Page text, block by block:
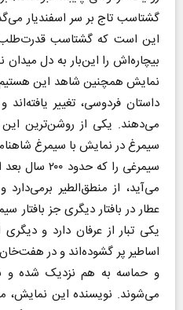
گشتاسب تاج بر سر اسفندیار
این است که گشتاسب
بیچاره‌اش را این‌بار به دل
نمایش همچنین شاهد این
داستان فردوسی، تغییر
می‌دهند. یکی از روشن‌ترین این
سیمرغ در نمایش با سیمرغ
سیمرغی را که
می‌آید، از منطق‌الطیر
عطار در بافتار دیگری جز بافتار
یکی تبار از عرفان دارد و
اساطیر پر گشوده‌اند و در
و حماسه به هم نزدیک شده و
می‌شوند. نویسنده این نمایش،